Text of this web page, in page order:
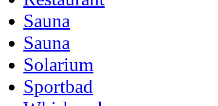
Sauna
Sauna
Solarium
Sportbad